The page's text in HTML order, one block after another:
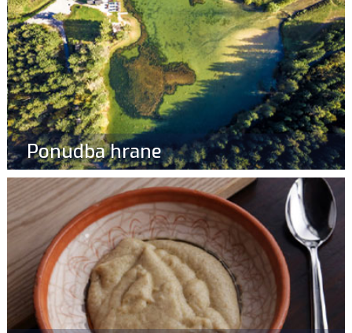
Ponudba hrane